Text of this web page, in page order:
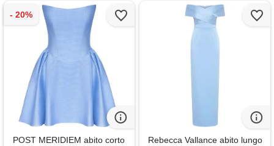
POST MERIDIEM abito corto
Rebecca Vallance abito lungo